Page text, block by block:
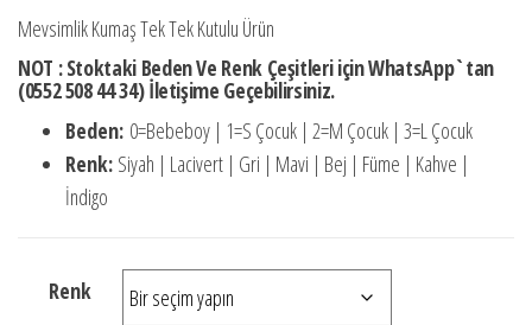
fiyat:
₺720,00.
andaki
₺576,00.
Mevsimlik Kumaş Tek Tek Kutulu Ürün
NOT : Stoktaki Beden Ve Renk Çeşitleri için WhatsApp`tan
(0552 508 44 34) İletişime Geçebilirsiniz.
Beden: 0=Bebeboy | 1=S Çocuk | 2=M Çocuk | 3=L Çocuk
Renk: Siyah | Lacivert | Gri | Mavi | Bej | Füme | Kahve |
İndigo
Renk